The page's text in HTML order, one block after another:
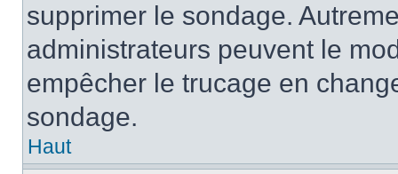
supprimer le sondage.
administrateurs peuvent le
empêcher le trucage en
sondage.
Haut